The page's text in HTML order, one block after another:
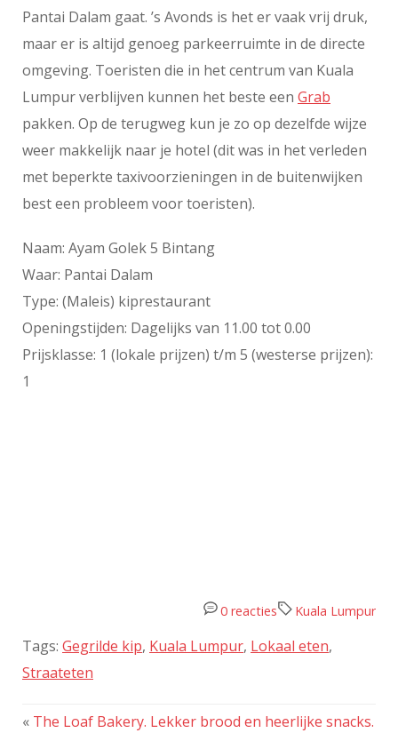
Pantai Dalam gaat. ’s Avonds is het er vaak vrij druk,
maar er is altijd genoeg parkeerruimte in de directe
omgeving. Toeristen die in het centrum van Kuala
Lumpur verblijven kunnen het beste een Grab
pakken. Op de terugweg kun je zo op dezelfde wijze
weer makkelijk naar je hotel (dit was in het verleden
met beperkte taxivoorzieningen in de buitenwijken
best een probleem voor toeristen).
Naam: Ayam Golek 5 Bintang
Waar: Pantai Dalam
Type: (Maleis) kiprestaurant
Openingstijden: Dagelijks van 11.00 tot 0.00
Prijsklasse: 1 (lokale prijzen) t/m 5 (westerse prijzen):
1
Kuala Lumpur
0 reacties
Tags: Gegrilde kip, Kuala Lumpur, Lokaal eten,
Straateten
« The Loaf Bakery. Lekker brood en heerlijke snacks.